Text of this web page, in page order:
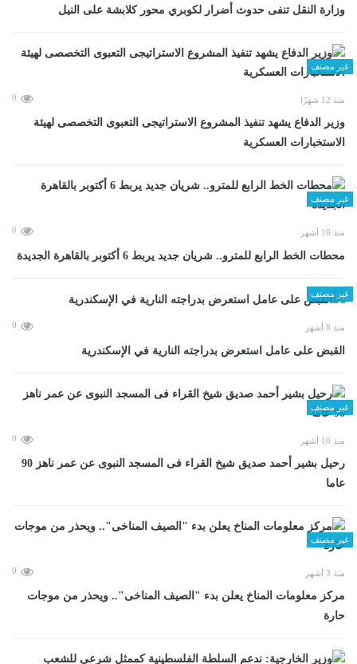
وزارة النقل تنفى حدوث أضرار لكوبري محور كلابشة على النيل
غير مصنف
منذ 12 شهرًا 0
وزير الدفاع يشهد تنفيذ المشروع الاستراتيجى التعبوى التخصصى لهيئة
الاستخبارات العسكرية
غير مصنف
منذ 10 أشهر 0
محطات الخط الرابع للمترو.. شريان جديد يربط 6 أكتوبر بالقاهرة الجديدة
غير مصنف
منذ 8 أشهر 0
القبض على عامل استعرض بدراجته النارية في الإسكندرية
غير مصنف
منذ 10 أشهر 0
رحيل بشير أحمد صديق شيخ القراء فى المسجد النبوى عن عمر ناهز 90
عاما
غير مصنف
منذ 3 أشهر 0
مركز معلومات المناخ يعلن بدء "الصيف المناخى".. ويحذر من موجات
حارة